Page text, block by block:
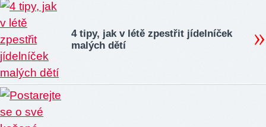
4 tipy, jak v létě zpestřit jídelníček
malých dětí